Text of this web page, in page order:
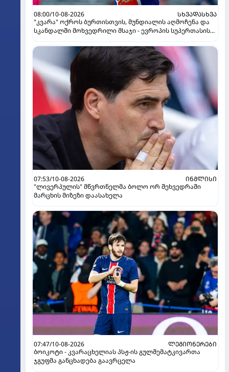
08:00/10-08-2026
ᲡᲮᲕᲐᲓᲐᲡᲮᲕᲐ
"კვარა" ოქროს ბურთისთვის, მუნდიალის აღმოჩენა და
სკანდალში მოხვედრილი მსაჯი - ევროპის სუპერთასის
07:53/10-08-2026
ᲘᲜᲒᲚᲘᲡᲘ
"ლივერპულის" მწვრთნელმა ბოლო ორ შეხვედრაში
მარცხის მიზეზი დაასახელა
07:47/10-08-2026
ᲚᲔᲒᲘᲝᲜᲔᲠᲔᲑᲘ
ბოიკოტი - კვარაცხელიას პსჟ-ის გულშემატკივართა
ჯგუფმა განცხადება გაავრცელა